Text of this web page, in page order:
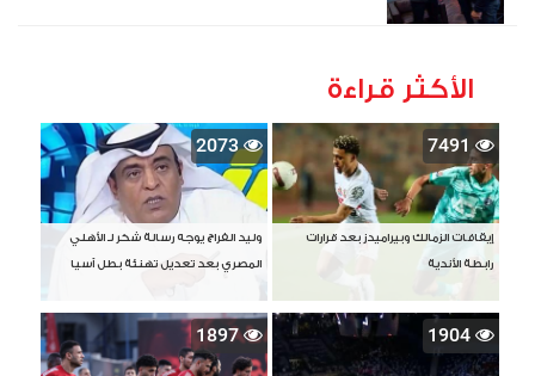
الأكثر قراءة
7491
إيقافات الزمالك وبيراميدز بعد قرارات
رابطة الأندية
2073
وليد الفراج يوجه رسالة شكر لـ الأهلي
المصري بعد تعديل تهنئة بطل آسيا
1904
1897